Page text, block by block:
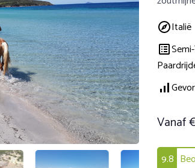
Italië
Vanaf
9.8